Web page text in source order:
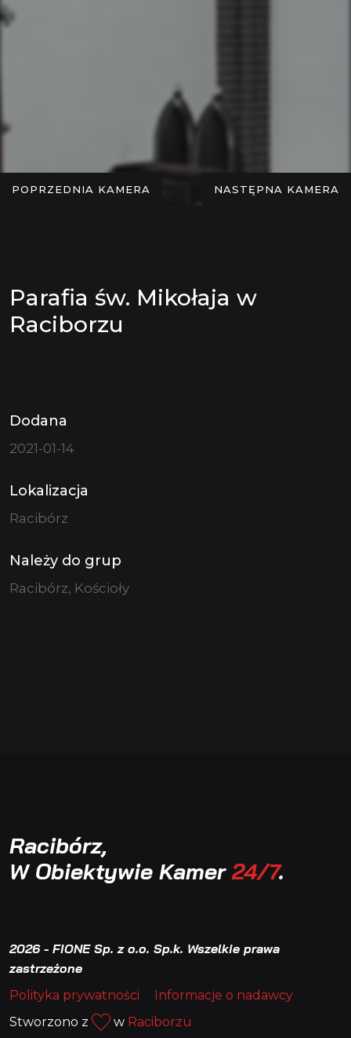
POPRZEDNIA KAMERA NASTĘPNA KAMERA
Parafia św. Mikołaja w
Raciborzu
Dodana
2021-01-14
Lokalizacja
Racibórz
Należy do grup
Racibórz, Kościoły
Racibórz,
W Obiektywie Kamer 24/7.
2026 - FIONE Sp. z o.o. Sp.k. Wszelkie prawa
zastrzeżone
Polityka prywatności
Informacje o nadawcy
Stworzono z
w Raciborzu